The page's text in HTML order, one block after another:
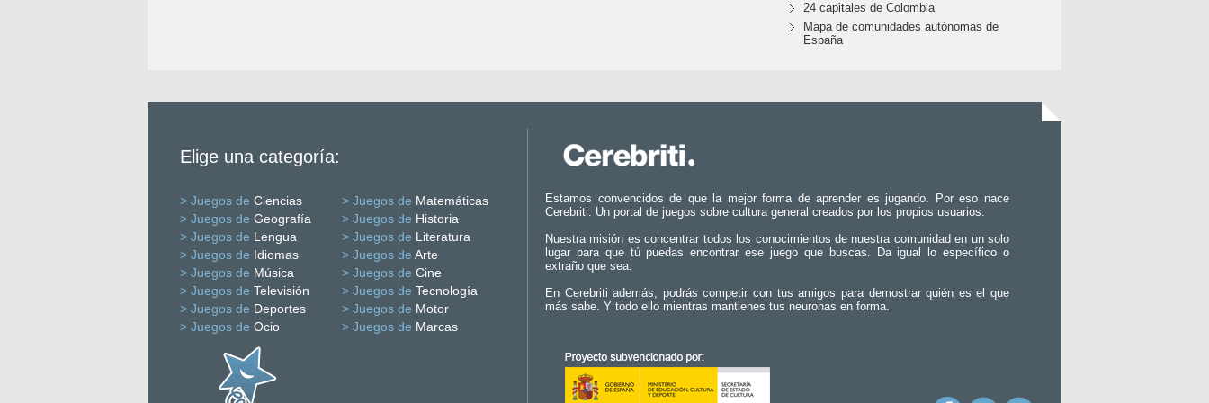
24 capitales de Colombia
Mapa de comunidades autónomas de
España
Elige una categoría:
> Juegos de Ciencias > Juegos de Matemáticas
> Juegos de Geografía > Juegos de Historia
> Juegos de Lengua > Juegos de Literatura
> Juegos de Idiomas > Juegos de Arte
> Juegos de Música > Juegos de Cine
> Juegos de Televisión > Juegos de Tecnología
> Juegos de Deportes > Juegos de Motor
> Juegos de Ocio > Juegos de Marcas
Estamos convencidos de que la mejor forma de aprender es jugando. Por eso nace
Cerebriti. Un portal de juegos sobre cultura general creados por los propios usuarios.
Nuestra misión es concentrar todos los conocimientos de nuestra comunidad en un solo
lugar para que tú puedas encontrar ese juego que buscas. Da igual lo específico o
extraño que sea.
En Cerebriti además, podrás competir con tus amigos para demostrar quién es el que
más sabe. Y todo ello mientras mantienes tus neuronas en forma.